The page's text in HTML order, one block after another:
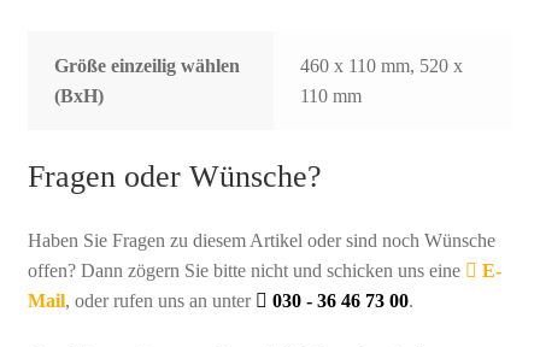
Größe einzeilig wählen
(BxH)
460 x 110 mm, 520 x
110 mm
Fragen oder Wünsche?
Haben Sie Fragen zu diesem Artikel oder sind noch Wünsche
offen? Dann zögern Sie bitte nicht und schicken uns eine
E-
Mail, oder rufen uns an unter 030 - 36 46 73 00.